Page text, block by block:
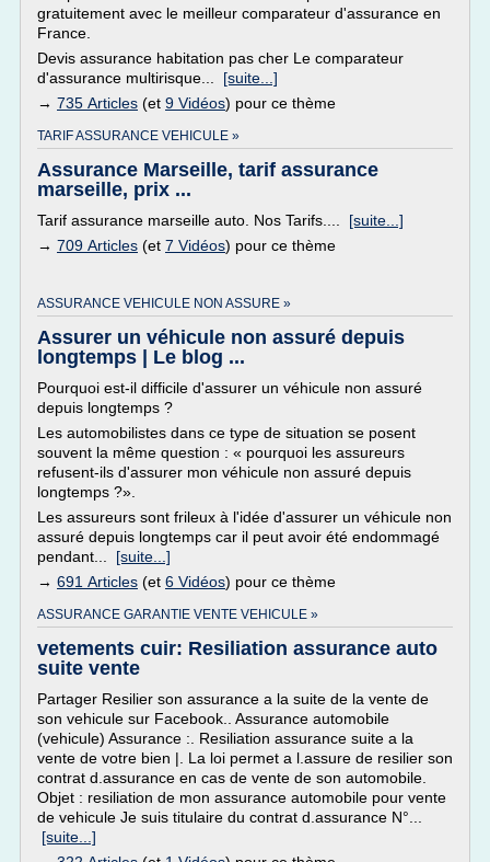
gratuitement avec le meilleur comparateur d'assurance en
France.
Devis assurance habitation pas cher Le comparateur
d'assurance multirisque... [suite...]
→ 735 Articles (et 9 Vidéos) pour ce thème
TARIF ASSURANCE VEHICULE »
Assurance Marseille, tarif assurance
marseille, prix ...
Tarif assurance marseille auto. Nos Tarifs.... [suite...]
→ 709 Articles (et 7 Vidéos) pour ce thème
ASSURANCE VEHICULE NON ASSURE »
Assurer un véhicule non assuré depuis
longtemps | Le blog ...
Pourquoi est-il difficile d'assurer un véhicule non assuré
depuis longtemps ?
Les automobilistes dans ce type de situation se posent
souvent la même question : « pourquoi les assureurs
refusent-ils d'assurer mon véhicule non assuré depuis
longtemps ?».
Les assureurs sont frileux à l'idée d'assurer un véhicule non
assuré depuis longtemps car il peut avoir été endommagé
pendant... [suite...]
→ 691 Articles (et 6 Vidéos) pour ce thème
ASSURANCE GARANTIE VENTE VEHICULE »
vetements cuir: Resiliation assurance auto
suite vente
Partager Resilier son assurance a la suite de la vente de
son vehicule sur Facebook.. Assurance automobile
(vehicule) Assurance :. Resiliation assurance suite a la
vente de votre bien |. La loi permet a l.assure de resilier son
contrat d.assurance en cas de vente de son automobile.
Objet : resiliation de mon assurance automobile pour vente
de vehicule Je suis titulaire du contrat d.assurance N°...
[suite...]